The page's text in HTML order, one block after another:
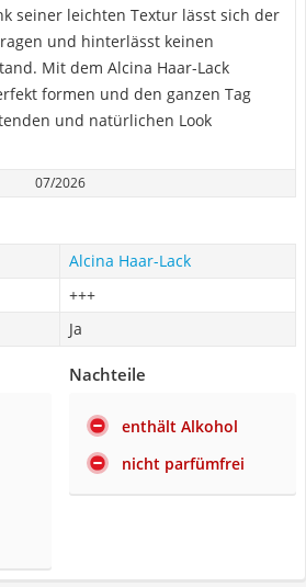
seiner leichten Textur lässt sich der
und hinterlässt keinen
Mit dem Alcina Haar-Lack
formen und den ganzen Tag
und natürlichen Look
07/2026
Alcina Haar-Lack
+++
Ja
Nachteile
enthält Alkohol
nicht parfümfrei